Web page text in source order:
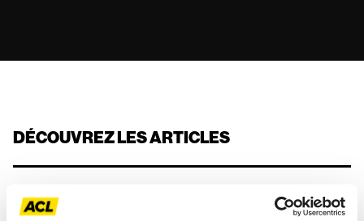
DÉCOUVREZ LES ARTICLES